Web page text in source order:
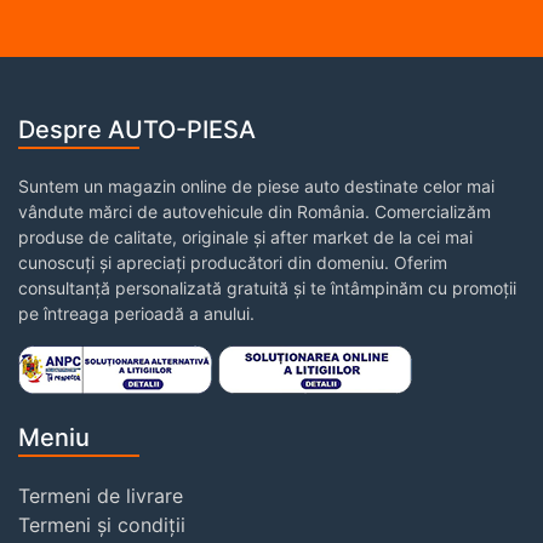
Despre AUTO-PIESA
Suntem un magazin online de piese auto destinate celor mai
vândute mărci de autovehicule din România. Comercializăm
produse de calitate, originale și after market de la cei mai
cunoscuți și apreciați producători din domeniu. Oferim
consultanță personalizată gratuită și te întâmpinăm cu promoții
pe întreaga perioadă a anului.
Meniu
Termeni de livrare
Termeni și condiții